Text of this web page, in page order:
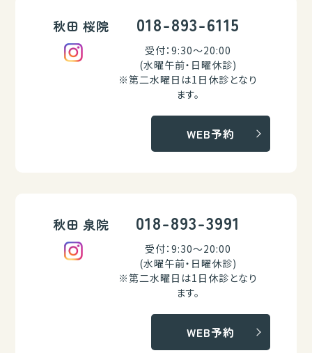
秋田 桜院 018-893-6115
受付：9:30～20:00
(水曜午前・日曜休診)
※第二水曜日は1日休診となり
ます。
WEB予約
秋田 泉院 018-893-3991
受付：9:30～20:00
(水曜午前・日曜休診)
※第二水曜日は1日休診となり
ます。
WEB予約